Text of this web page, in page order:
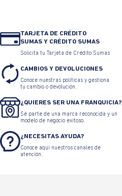
TARJETA DE CRÉDITO
SUMAS Y CRÉDITO SUMAS
Solicita tu Tarjeta de Crédito Sumas
CAMBIOS Y DEVOLUCIONES
Conoce nuestras políticas y gestiona
tu cambio o devolución.
¿QUIERES SER UNA FRANQUICIA?
Sé parte de una marca reconocida y un
modelo de negocio exitoso.
¿NECESITAS AYUDA?
Conoce aquí nuestros canales de
atención.